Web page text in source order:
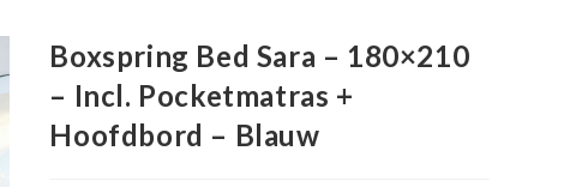
Boxspring Bed Sara – 180×210
– Incl. Pocketmatras +
Hoofdbord – Blauw